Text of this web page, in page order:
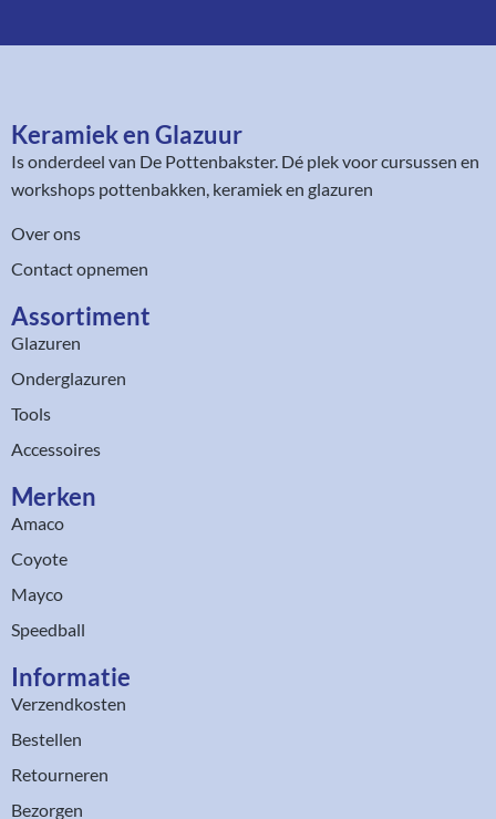
Keramiek en Glazuur​
Is onderdeel van De Pottenbakster. Dé plek voor cursussen en
workshops pottenbakken, keramiek en glazuren
Over ons
Contact opnemen
Assortiment​
Glazuren
Onderglazuren
Tools
Accessoires
Merken
Amaco
Coyote
Mayco
Speedball
Informatie
Verzendkosten
Bestellen
Retourneren
Bezorgen